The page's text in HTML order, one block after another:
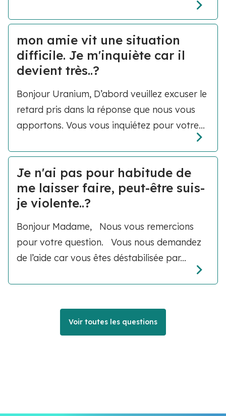
mon amie vit une situation
difficile. Je m'inquiète car il
devient très..?
Bonjour Uranium, D’abord veuillez excuser le
retard pris dans la réponse que nous vous
apportons. Vous vous inquiétez pour votre...
Je n'ai pas pour habitude de
me laisser faire, peut-être suis-
je violente..?
Bonjour Madame, Nous vous remercions
pour votre question. Vous nous demandez
de l’aide car vous êtes déstabilisée par...
Voir toutes les questions